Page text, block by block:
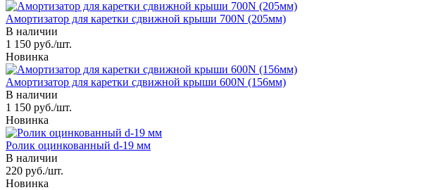
Амортизатор для каретки сдвижной крыши 700N (205мм)
В наличии
1 150 руб./шт.
Новинка
Амортизатор для каретки сдвижной крыши 600N (156мм)
В наличии
1 150 руб./шт.
Новинка
Ролик оцинкованный d-19 мм
В наличии
220 руб./шт.
Новинка